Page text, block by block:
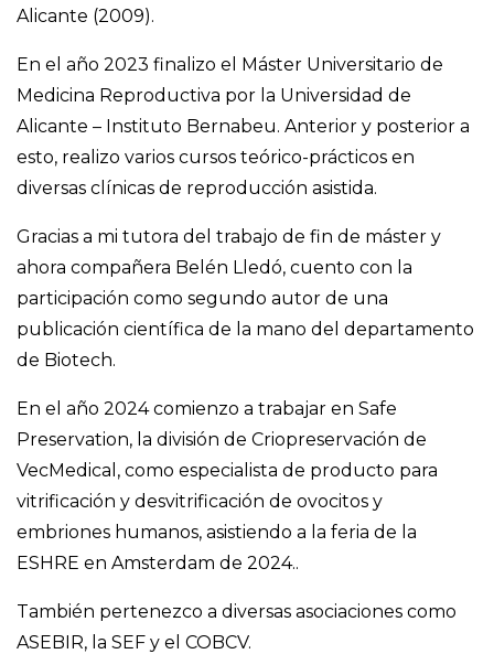
Alicante (2009).
En el año 2023 finalizo el Máster Universitario de
Medicina Reproductiva por la Universidad de
Alicante – Instituto Bernabeu. Anterior y posterior a
esto, realizo varios cursos teórico-prácticos en
diversas clínicas de reproducción asistida.
Gracias a mi tutora del trabajo de fin de máster y
ahora compañera Belén Lledó, cuento con la
participación como segundo autor de una
publicación científica de la mano del departamento
de Biotech.
En el año 2024 comienzo a trabajar en Safe
Preservation, la división de Criopreservación de
VecMedical, como especialista de producto para
vitrificación y desvitrificación de ovocitos y
embriones humanos, asistiendo a la feria de la
ESHRE en Amsterdam de 2024..
También pertenezco a diversas asociaciones como
ASEBIR, la SEF y el COBCV.